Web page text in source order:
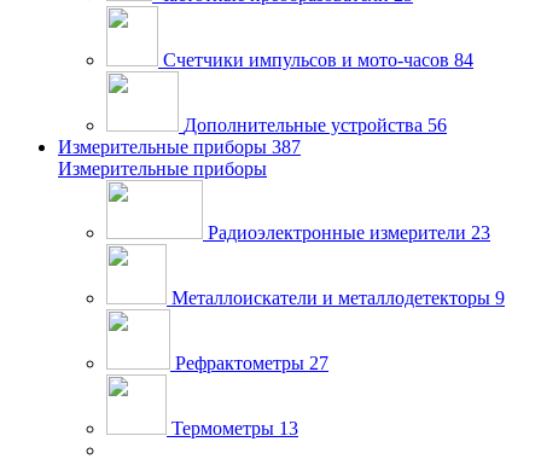
Счетчики импульсов и мото-часов 84
Дополнительные устройства 56
Измерительные приборы 387
Измерительные приборы
Радиоэлектронные измерители 23
Металлоискатели и металлодетекторы 9
Рефрактометры 27
Термометры 13